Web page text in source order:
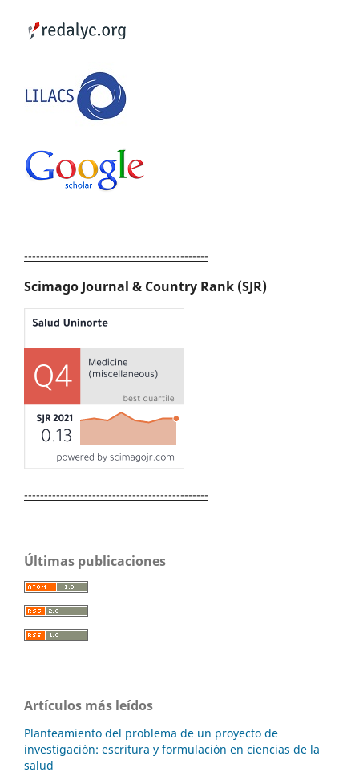
----------------------------------------------
Scimago Journal & Country Rank (SJR)
----------------------------------------------
Últimas publicaciones
Artículos más leídos
Planteamiento del problema de un proyecto de
investigación: escritura y formulación en ciencias de la
salud